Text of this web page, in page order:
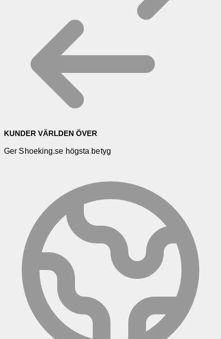
KUNDER VÄRLDEN ÖVER
Ger Shoeking.se högsta betyg